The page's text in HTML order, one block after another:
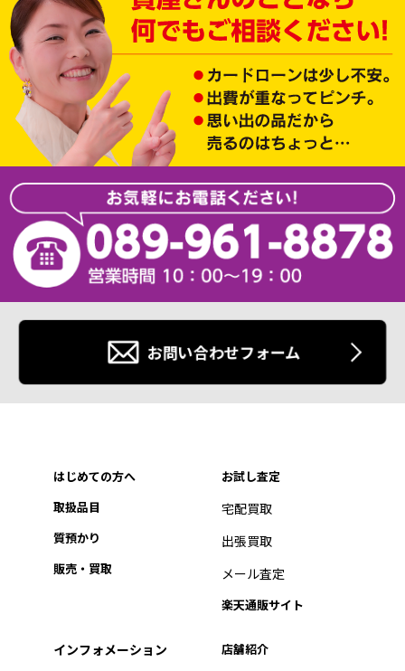
お問い合わせフォーム
はじめての方へ
取扱品目
質預かり
販売・買取
お試し査定
宅配買取
出張買取
メール査定
楽天通販サイト
インフォメーション
店舗紹介